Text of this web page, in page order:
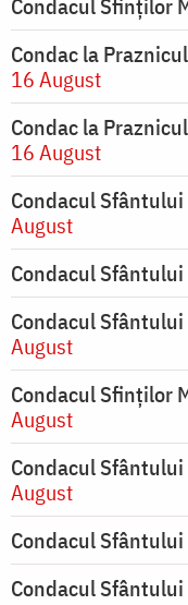
Condacul Sfinților
Condac la
16 August
Condac la
16 August
Condacul
August
Condacul
Condacul
August
Condacul Sfinţilor
August
Condacul
August
Condacul
Condacul